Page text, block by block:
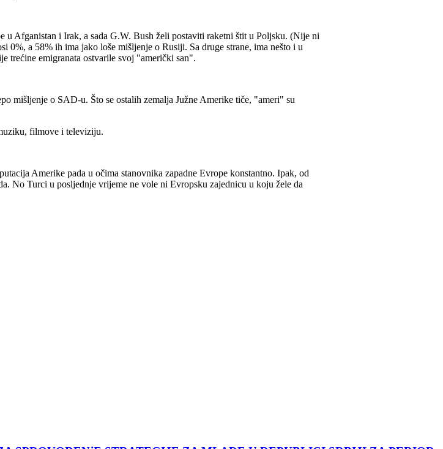
u Afganistan i Irak, a sada G.W. Bush želi postaviti raketni štit u Poljsku. (Nije ni
a 58% ih ima jako loše mišljenje o Rusiji. Sa druge strane, ima nešto i u
trećine emigranata ostvarile svoj "američki san".
mišljenje o SAD-u. Što se ostalih zemalja Južne Amerike tiče, "ameri" su
filmove i televiziju.
Amerike pada u očima stanovnika zapadne Evrope konstantno. Ipak, od
No Turci u posljednje vrijeme ne vole ni Evropsku zajednicu u koju žele da